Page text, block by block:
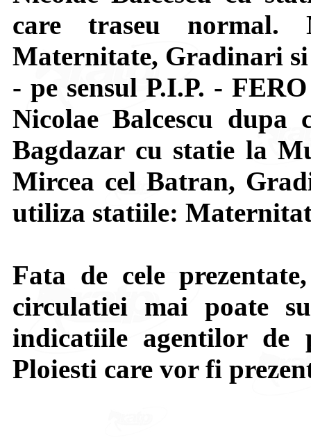
care traseu
Maternitate, Gradinari
- pe sensul P.I.P. -
Nicolae Balcescu
Bagdazar cu statie la
Mircea cel Batran,
utiliza statiile:
Fata de cele
circulatiei mai poate
indicatiile agentilor
Ploiesti care vor fi